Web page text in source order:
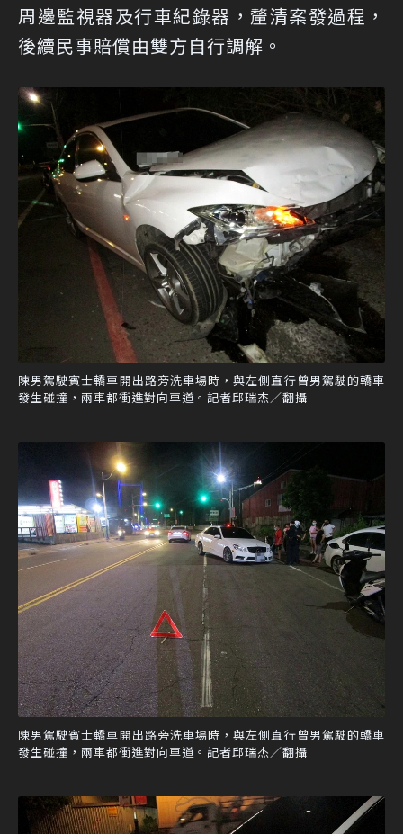
周邊監視器及行車紀錄器，釐清案發過程，
後續民事賠償由雙方自行調解。
陳男駕駛賓士轎車開出路旁洗車場時，與左側直行曾男駕駛的轎車
發生碰撞，兩車都衝進對向車道。記者邱瑞杰／翻攝
陳男駕駛賓士轎車開出路旁洗車場時，與左側直行曾男駕駛的轎車
發生碰撞，兩車都衝進對向車道。記者邱瑞杰／翻攝